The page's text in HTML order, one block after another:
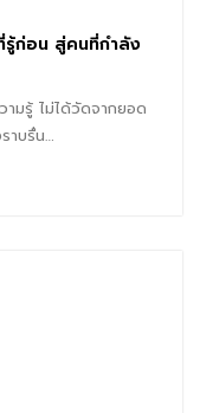
ก่อน สู่คนที่กำลัง
มรู้ ไม่ได้วัดจากยอด
าบรื่น…